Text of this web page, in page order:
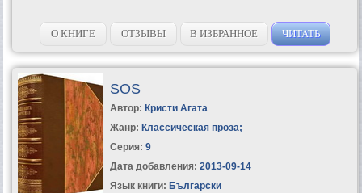
О КНИГЕ ОТЗЫВЫ В ИЗБРАННОЕ ЧИТАТЬ
SOS
Автор: Кристи Агата
Жанр: Классическая проза;
Серия: 9
Дата добавления: 2013-09-14
Язык книги: Български